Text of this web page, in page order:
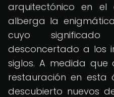
arquitectónico en
alberga la
cuyo
desconcertado a los
siglos. A medida
restauración en esta
descubierto nuevos